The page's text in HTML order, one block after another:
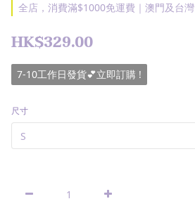
全店，消費滿$1000免運費｜澳門及台灣
HK$329.00
7-10工作日發貨💕立即訂購 !
尺寸